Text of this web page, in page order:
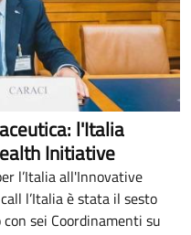
l'Italia
Initiative
l’Italia all'Innovative
l’Italia è stata il sesto
sei Coordinamenti su